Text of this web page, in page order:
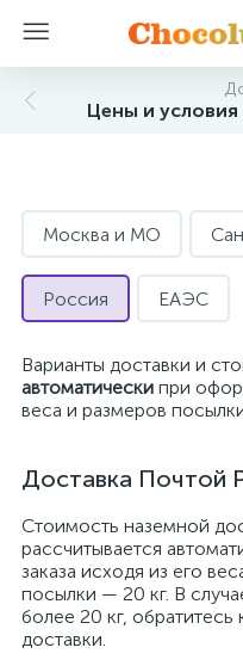
Цены и
Москва и МО
Россия ЕАЭС
Варианты доставки и
автоматически при
веса и размеров
Доставка Почтой
Стоимость наземной
рассчитывается
заказа исходя из его
посылки — 20 кг. В
более 20 кг,
доставки.